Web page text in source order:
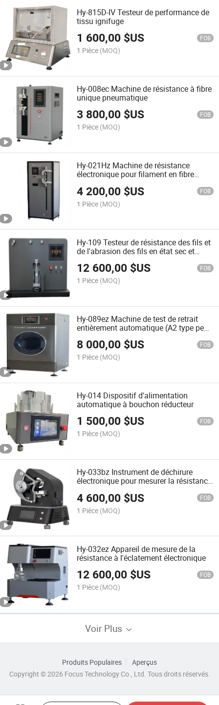
Hy-815D-IV Testeur de performance de
tissu ignifuge
1 600,00 $US FOB
1 Pièce (MOQ)
Hy-008ec Machine de résistance à fibre
unique pneumatique
3 800,00 $US FOB
1 Pièce (MOQ)
Hy-021Hz Machine de résistance
électronique pour filament en fibre
4 200,00 $US FOB
1 Pièce (MOQ)
Hy-109 Testeur de résistance des fils et
de l'abrasion des fils en état sec et
12 600,00 $US FOB
1 Pièce (MOQ)
Hy-089ez Machine de test de retrait
entièrement automatique (A2 type peut
être personnalisé)
8 000,00 $US FOB
1 Pièce (MOQ)
Hy-014 Dispositif d'alimentation
automatique à bouchon réducteur
1 500,00 $US FOB
1 Pièce (MOQ)
Hy-033bz Instrument de déchirure
électronique pour mesurer la résistance
4 600,00 $US FOB
1 Pièce (MOQ)
Hy-032ez Appareil de mesure de la
résistance à l'éclatement électronique
12 600,00 $US FOB
1 Pièce (MOQ)
Voir Plus
Produits Populaires
Aperçus
Copyright © 2026 Focus Technology Co., Ltd. Tous droits réservés.